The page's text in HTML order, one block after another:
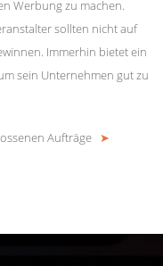
Werbung zu machen.
sollten nicht auf
Immerhin bietet ein
sein Unternehmen gut zu
Aufträge ➤